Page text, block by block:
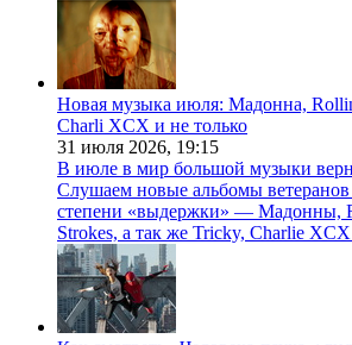
Новая музыка июля: Мадонна,
Charli XCX и не только
31 июля 2026, 19:15
В июле в мир большой музыки
Слушаем новые альбомы
степени «выдержки» — Мадонны,
Strokes, а так же Tricky, Charlie